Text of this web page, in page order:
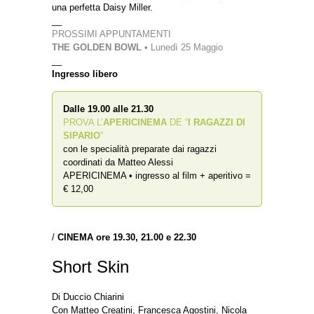
una perfetta Daisy Miller.
PROSSIMI APPUNTAMENTI
THE GOLDEN BOWL • Lunedì 25 Maggio
Ingresso libero
Dalle 19.00 alle 21.30
PROVA L’APERICINEMA DE “I RAGAZZI DI
SIPARIO”
con le specialità preparate dai ragazzi
coordinati da Matteo Alessi
APERICINEMA • ingresso al film + aperitivo =
€ 12,00
/ CINEMA ore 19.30, 21.00 e 22.30
Short Skin
Di Duccio Chiarini
Con Matteo Creatini, Francesca Agostini, Nicola